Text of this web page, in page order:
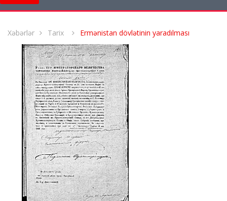
Xəbərlər Tarix Ermənistan dövlətinin yaradılması